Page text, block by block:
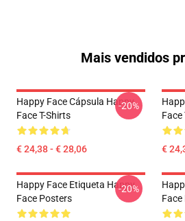
Mais vendidos
Happy Face Cápsula Happy
Face T-Shirts
€ 24,38 - € 28,06
-20%
Face
€
Happy Face Etiqueta Happy
Face Posters
-20%
Face